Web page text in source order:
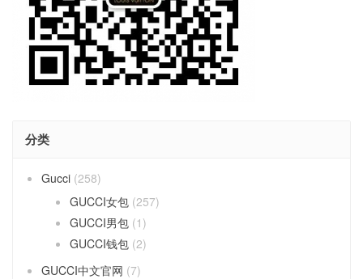
分类
Gucci (258)
GUCCI女包 (257)
GUCCI男包 (1)
GUCCI钱包 (2)
GUCCI中文官网 (7)